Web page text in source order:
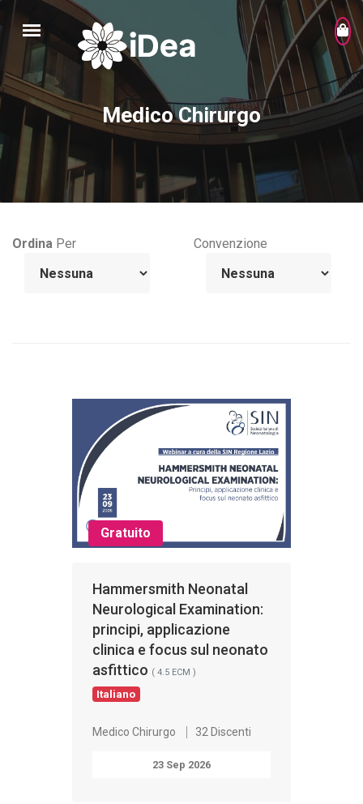
Medico Chirurgo
Ordina Per Convenzione
Gratuito
Hammersmith Neonatal
Neurological Examination:
principi, applicazione
clinica e focus sul neonato
asfittico ( 4.5 ECM )
Italiano
Medico Chirurgo 32 Discenti
23 Sep 2026